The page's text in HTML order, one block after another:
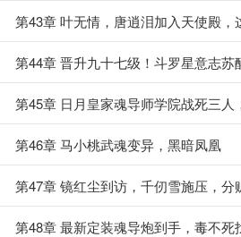
第43章 叶无情，唐逍泪加入天使殿，
第44章 晋升九十七级！斗罗星意志苏
第45章 日月皇家魂导师学院战死三人
第46章 马小桃武魂变异，黑暗凤凰
第47章 镜红尘到访，千仞雪施压，分
第48章 最新定装魂导炮到手，毒不